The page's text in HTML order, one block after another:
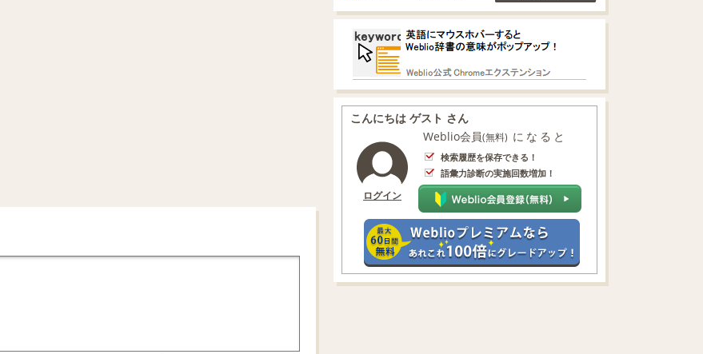
こんにちは ゲスト さん
ログイン
Weblio会員(無料) になると
検索履歴を保存できる！
語彙力診断の実施回数増加！